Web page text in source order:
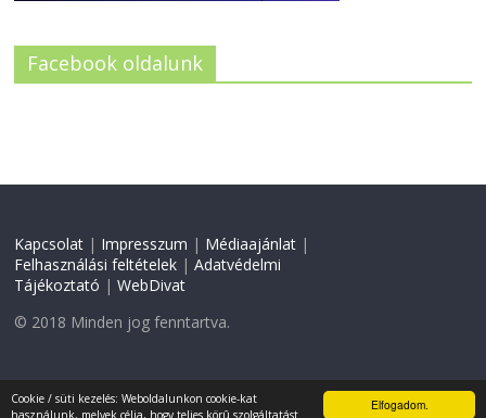
Elfogadom.
Cookie / süti kezelés: Weboldalunkon cookie-kat
használunk, melyek célja, hogy teljes körû szolgáltatást
Facebook oldalunk
Kapcsolat | Impresszum | Médiaajánlat |
Felhasználási feltételek |Adatvédelmi
Tájékoztató |WebDivat
© 2018 Minden jog fenntartva.
Weboldal készítés:CW